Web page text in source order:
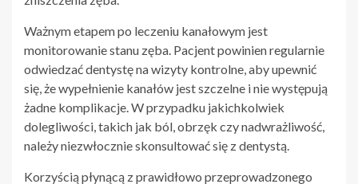
Ważnym etapem po leczeniu kanałowym jest
monitorowanie stanu zęba. Pacjent powinien regularnie
odwiedzać dentystę na wizyty kontrolne, aby upewnić
się, że wypełnienie kanałów jest szczelne i nie występują
żadne komplikacje. W przypadku jakichkolwiek
dolegliwości, takich jak ból, obrzęk czy nadwrażliwość,
należy niezwłocznie skonsultować się z dentystą.
Korzyścią płynącą z prawidłowo przeprowadzonego